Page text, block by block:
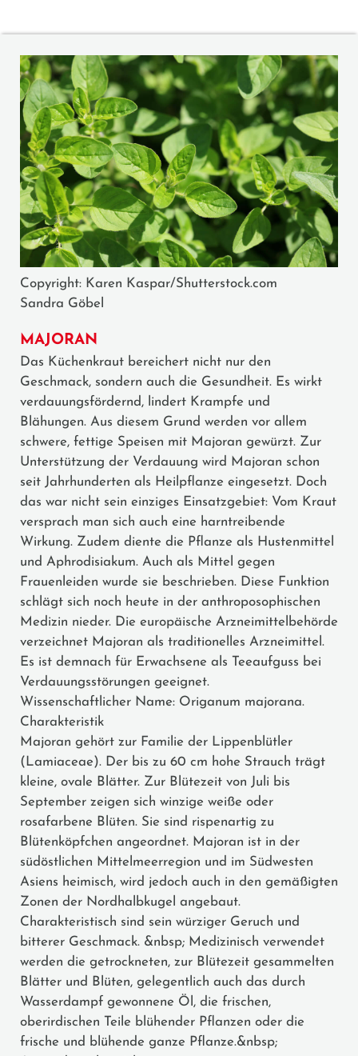
Copyright: Karen Kaspar/Shutterstock.com
Sandra Göbel
MAJORAN
Das Küchenkraut bereichert nicht nur den
Geschmack, sondern auch die Gesundheit. Es wirkt
verdauungsfördernd, lindert Krampfe und
Blähungen. Aus diesem Grund werden vor allem
schwere, fettige Speisen mit Majoran gewürzt. Zur
Unterstützung der Verdauung wird Majoran schon
seit Jahrhunderten als Heilpflanze eingesetzt. Doch
das war nicht sein einziges Einsatzgebiet: Vom Kraut
versprach man sich auch eine harntreibende
Wirkung. Zudem diente die Pflanze als Hustenmittel
und Aphrodisiakum. Auch als Mittel gegen
Frauenleiden wurde sie beschrieben. Diese Funktion
schlägt sich noch heute in der anthroposophischen
Medizin nieder. Die europäische Arzneimittelbehörde
verzeichnet Majoran als traditionelles Arzneimittel.
Es ist demnach für Erwachsene als Teeaufguss bei
Verdauungsstörungen geeignet.
Wissenschaftlicher Name: Origanum majorana.
Charakteristik
Majoran gehört zur Familie der Lippenblütler
(Lamiaceae). Der bis zu 60 cm hohe Strauch trägt
kleine, ovale Blätter. Zur Blütezeit von Juli bis
September zeigen sich winzige weiße oder
rosafarbene Blüten. Sie sind rispenartig zu
Blütenköpfchen angeordnet. Majoran ist in der
südöstlichen Mittelmeerregion und im Südwesten
Asiens heimisch, wird jedoch auch in den gemäßigten
Zonen der Nordhalbkugel angebaut.
Charakteristisch sind sein würziger Geruch und
bitterer Geschmack. &nbsp; Medizinisch verwendet
werden die getrockneten, zur Blütezeit gesammelten
Blätter und Blüten, gelegentlich auch das durch
Wasserdampf gewonnene Öl, die frischen,
oberirdischen Teile blühender Pflanzen oder die
frische und blühende ganze Pflanze.&nbsp;